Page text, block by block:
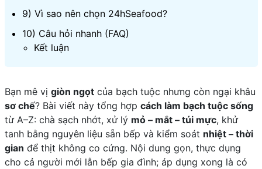
9) Vì sao nên chọn 24hSeafood?
10) Câu hỏi nhanh (FAQ)
Kết luận
Bạn mê vị giòn ngọtcủa bạch tuộc nhưng còn ngại khâu
sơ chế? Bài viết này tổng hợp cách làm bạch tuộc sống
từ A–Z: chà sạch nhớt, xử lý mỏ – mắt – túi mực, khử
tanh bằng nguyên liệu sẵn bếp và kiểm soát nhiệt – thời
gian để thịt không co cứng. Nội dung gọn, thực dụng
cho cả người mới lẫn bếp gia đình; áp dụng xong là có